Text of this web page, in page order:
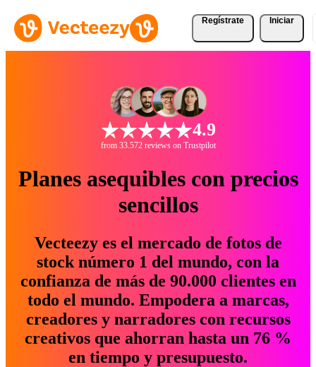
Regístrate Iniciar
4.9
from 33.572 reviews on Trustpilot
Planes asequibles con precios
sencillos
Vecteezy es el mercado de fotos de
stock número 1 del mundo, con la
confianza de más de 90.000 clientes en
todo el mundo. Empodera a marcas,
creadores y narradores con recursos
creativos que ahorran hasta un 76 %
en tiempo y presupuesto.